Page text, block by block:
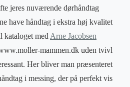
jeres nuværende dørhåndtag
have håndtag i ekstra høj kvalitet
kataloget med Arne Jacobsen
mammen.dk uden tvivl
Her bliver man præsenteret
i messing, der på perfekt vis